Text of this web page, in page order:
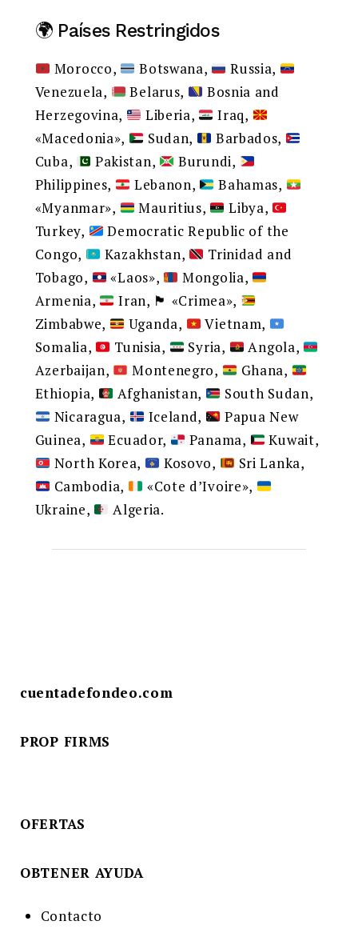
🌍 Países Restringidos
Morocco, Botswana,
Russia,
Venezuela,
Belarus,
Bosnia and
Herzegovina,
Liberia,
Iraq,
«Macedonia»,
Sudan,
Barbados,
Cuba,
Pakistan,
Burundi,
Philippines,
Lebanon,
Bahamas,
«Myanmar»,
Mauritius,
Libya,
Turkey,
Democratic Republic of the
Congo,
Kazakhstan,
Trinidad and
Tobago,
«Laos»,
Mongolia,
Armenia,
Iran, 🏴 «Crimea»,
Zimbabwe,
Uganda,
Vietnam,
Somalia,
Tunisia, Syria,
Angola,
Azerbaijan,
Montenegro,
Ghana,
Ethiopia,
Afghanistan,
South Sudan,
Nicaragua,
Iceland,
Papua New
Guinea,
Ecuador, Panama,
Kuwait,
North Korea,
Kosovo,
Sri Lanka,
Cambodia,
«Cote d’Ivoire»,
Ukraine,
Algeria.
cuentadefondeo.com
PROP FIRMS
OFERTAS
OBTENER AYUDA
Contacto